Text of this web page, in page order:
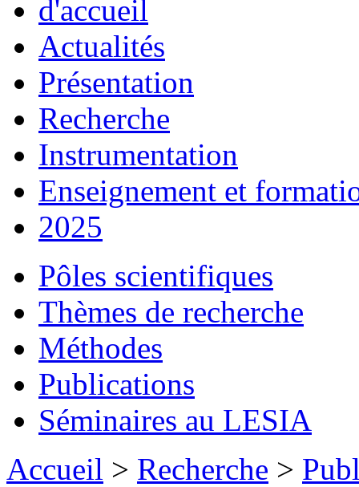
Actualités
Présentation
Recherche
Instrumentation
Enseignement et
2025
Pôles scientifiques
Thèmes de recherche
Méthodes
Publications
Séminaires au LESIA
Accueil > Recherche >